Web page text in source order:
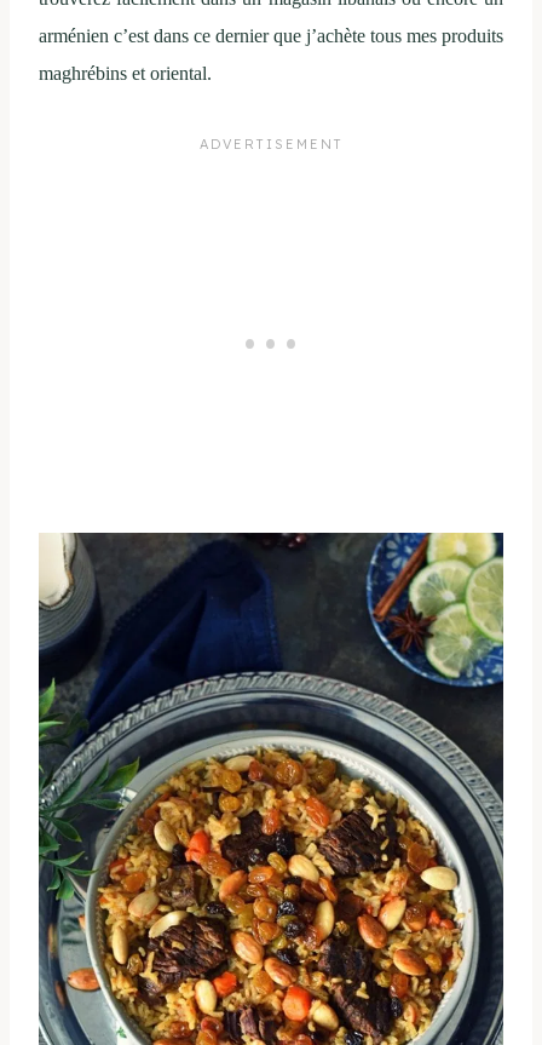
arménien c’est dans ce dernier que j’achète tous mes produits
maghrébins et oriental.